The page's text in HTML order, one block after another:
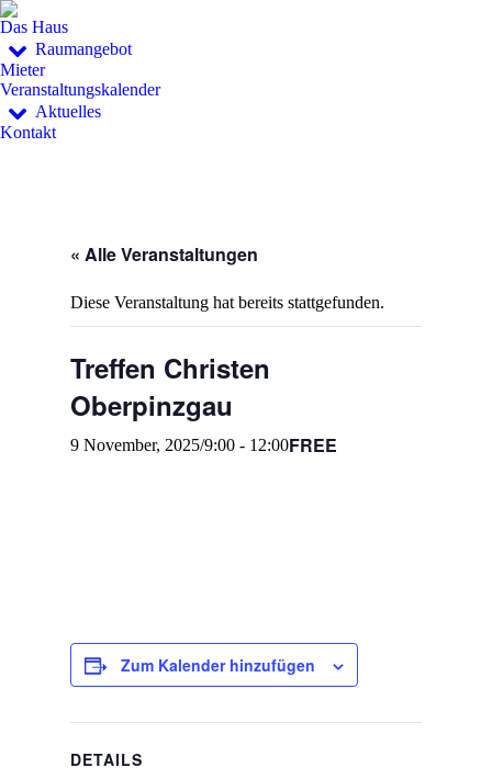
Das Haus
Raumangebot
Mieter
Veranstaltungskalender
Aktuelles
Kontakt
« Alle Veranstaltungen
Diese Veranstaltung hat bereits stattgefunden.
Treffen Christen
Oberpinzgau
9 November, 2025/9:00 - 12:00FREE
Zum Kalender hinzufügen
DETAILS